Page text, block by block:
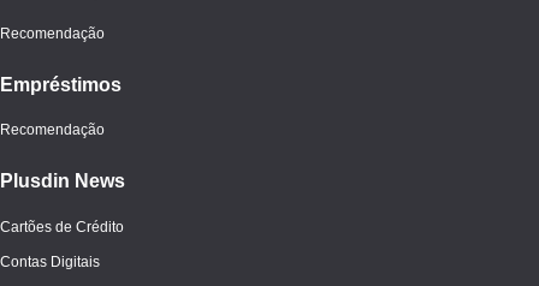
Recomendação
Empréstimos
Recomendação
Plusdin News
Cartões de Crédito
Contas Digitais